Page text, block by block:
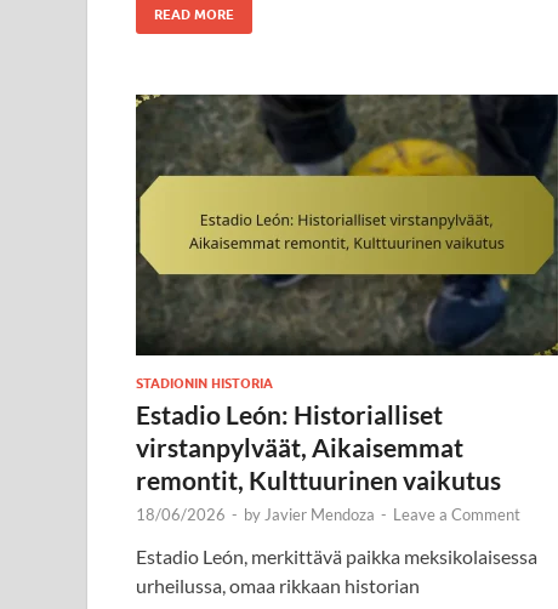
READ MORE
STADIONIN HISTORIA
Estadio León: Historialliset
virstanpylväät, Aikaisemmat
remontit, Kulttuurinen vaikutus
18/06/2026 - by Javier Mendoza - Leave a Comment
Estadio León, merkittävä paikka meksikolaisessa
urheilussa, omaa rikkaan historian